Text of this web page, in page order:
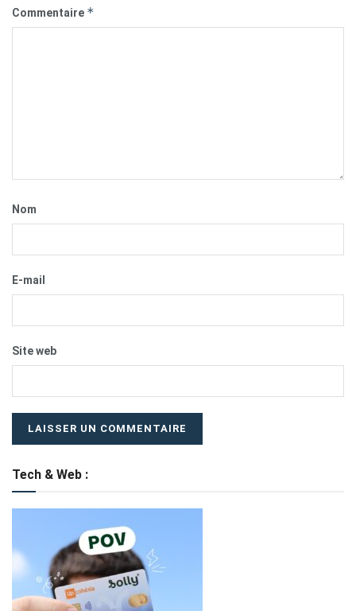
Commentaire *
Nom
E-mail
Site web
Tech & Web :